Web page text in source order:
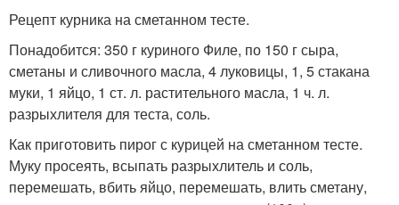
Рецепт курника на сметанном тесте.
Понадобится: 350 г куриного Филе, по 150 г сыра,
сметаны и сливочного масла, 4 луковицы, 1, 5 стакана
муки, 1 яйцо, 1 ст. л. растительного масла, 1 ч. л.
разрыхлителя для теста, соль.
Как приготовить пирог с курицей на сметанном тесте.
Муку просеять, всыпать разрыхлитель и соль,
перемешать, вбить яйцо, перемешать, влить сметану,